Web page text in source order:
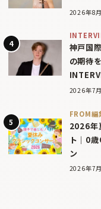
2026年8
神戸国
の期待
2026年7
FROM編
2026年
ト｜0
ン
2026年7